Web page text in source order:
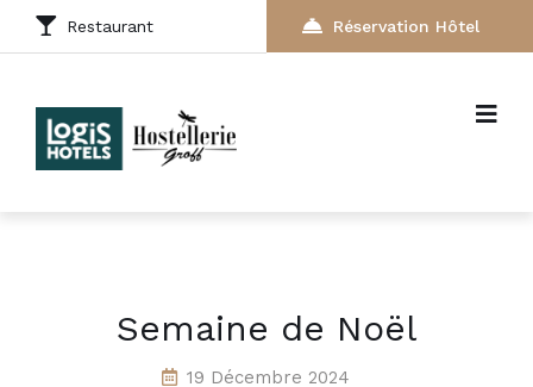
Restaurant Réservation Hôtel
Semaine de Noël
19 Décembre 2024